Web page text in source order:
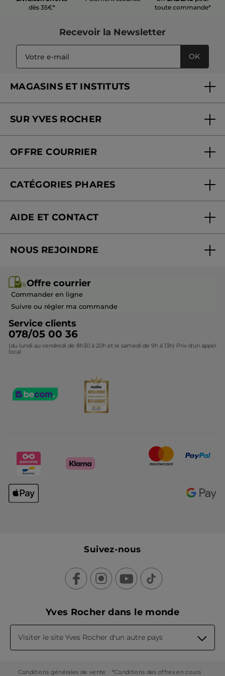
dès 35€*
toute commande*
Recevoir la Newsletter
OK
MAGASINS ET INSTITUTS
Soins en institut
SUR YVES ROCHER
Nos engagements
Blog Act Beautiful
OFFRE COURRIER
CATÉGORIES PHARES
Promotions
Idées cadeaux
Collection de Noël
AIDE ET CONTACT
Mes cadeaux
Questions & Réponses
Contactez-nous
NOUS REJOINDRE
Devenir franchisé ou gérant
Offre courrier
Commander en ligne
Suivre ou régler ma commande
Service clients
078/05 00 36
(du lundi au vendredi de 8h30 à 20h et le samedi de 9h à 13h) Prix d'un appel
local
Suivez-nous
Yves Rocher dans le monde
Visiter le site Yves Rocher d'un autre pays
Conditions générales de vente *Conditions des offres en cours